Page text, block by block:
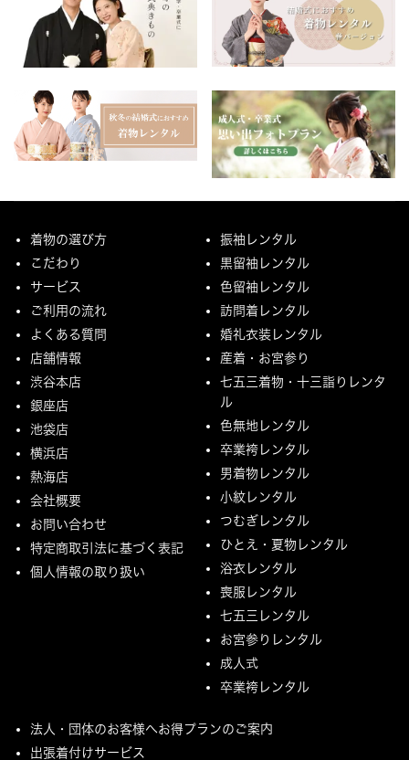
着物の選び方
こだわり
サービス
ご利用の流れ
よくある質問
店舗情報
渋谷本店
銀座店
池袋店
横浜店
熱海店
会社概要
お問い合わせ
特定商取引法に基づく表記
個人情報の取り扱い
振袖レンタル
黒留袖レンタル
色留袖レンタル
訪問着レンタル
婚礼衣装レンタル
産着・お宮参り
七五三着物・十三詣りレンタ
ル
色無地レンタル
卒業袴レンタル
男着物レンタル
小紋レンタル
つむぎレンタル
ひとえ・夏物レンタル
浴衣レンタル
喪服レンタル
七五三レンタル
お宮参りレンタル
成人式
卒業袴レンタル
法人・団体のお客様へお得プランのご案内
出張着付けサービス